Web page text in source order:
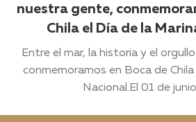
nuestra gente,
Chila el Día de la
Entre el mar, la historia y el
conmemoramos en Boca de
Nacional.El 01 de